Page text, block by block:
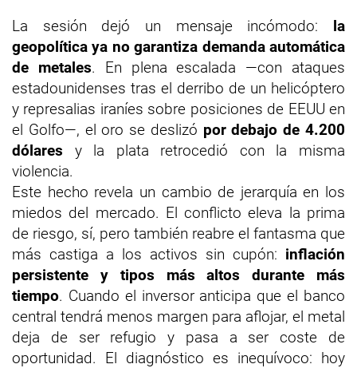
La sesión dejó un mensaje incómodo: la
geopolítica ya no garantiza demanda automática
de metales. En plena escalada —con ataques
estadounidenses tras el derribo de un helicóptero
y represalias iraníes sobre posiciones de EEUU en
el Golfo—, el oro se deslizó por debajo de 4.200
dólares y la plata retrocedió con la misma
violencia.
Este hecho revela un cambio de jerarquía en los
miedos del mercado. El conflicto eleva la prima
de riesgo, sí, pero también reabre el fantasma que
más castiga a los activos sin cupón: inflación
persistente y tipos más altos durante más
tiempo. Cuando el inversor anticipa que el banco
central tendrá menos margen para aflojar, el metal
deja de ser refugio y pasa a ser coste de
oportunidad. El diagnóstico es inequívoco: hoy